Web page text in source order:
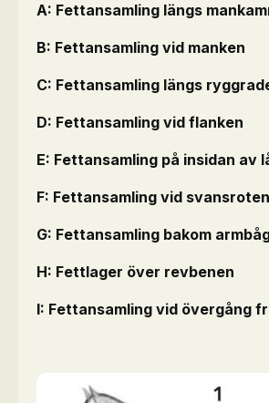
A: Fettansamling längs
B: Fettansamling vid manken
C: Fettansamling längs
D: Fettansamling vid flanken
E: Fettansamling på insidan av
F: Fettansamling vid svansroten
G: Fettansamling bakom
H: Fettlager över revbenen
I: Fettansamling vid övergång